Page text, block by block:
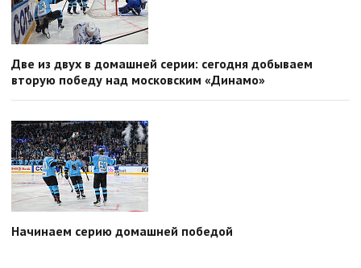
Две из двух в домашней серии: сегодня добываем
вторую победу над московским «Динамо»
Начинаем серию домашней победой